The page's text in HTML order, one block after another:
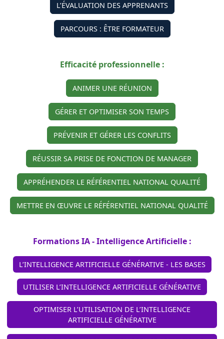
L’ÉVALUATION DES APPRENANTS
PARCOURS : ÊTRE FORMATEUR
Efficacité professionnelle :
ANIMER UNE RÉUNION
GÉRER ET OPTIMISER SON TEMPS
PRÉVENIR ET GÉRER LES CONFLITS
RÉUSSIR SA PRISE DE FONCTION DE MANAGER
APPRÉHENDER LE RÉFÉRENTIEL NATIONAL QUALITÉ
METTRE EN ŒUVRE LE RÉFÉRENTIEL NATIONAL QUALITÉ
Formations IA - Intelligence Artificielle :
L’INTELLIGENCE ARTIFICIELLE GÉNÉRATIVE - LES BASES
UTILISER L’INTELLIGENCE ARTIFICIELLE GÉNÉRATIVE
OPTIMISER L’UTILISATION DE L’INTELLIGENCE
ARTIFICIELLE GÉNÉRATIVE